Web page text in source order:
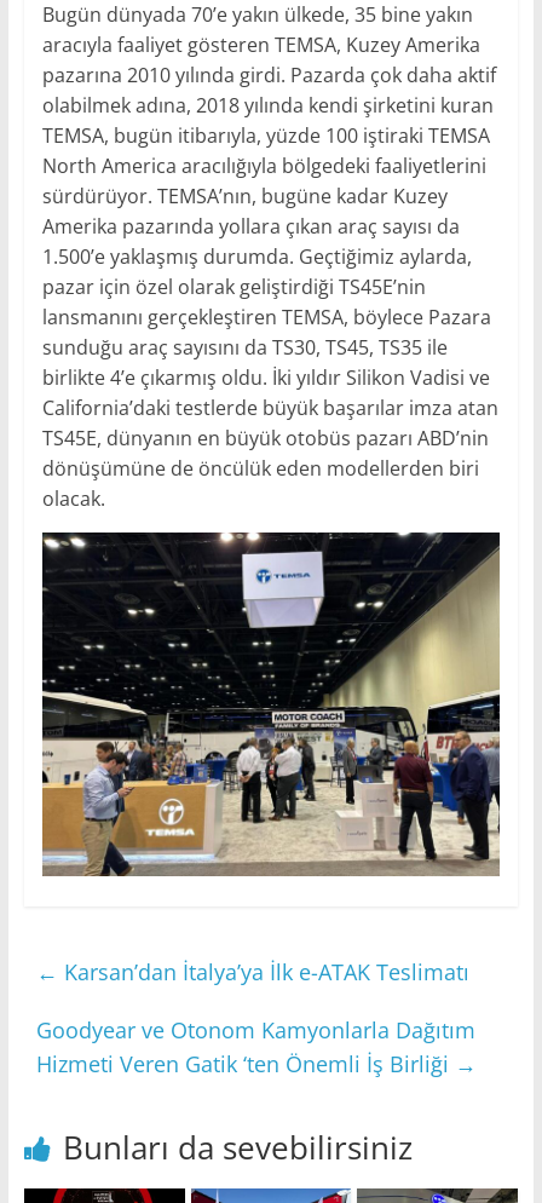
Bugün dünyada 70’e yakın ülkede, 35 bine yakın
aracıyla faaliyet gösteren TEMSA, Kuzey Amerika
pazarına 2010 yılında girdi. Pazarda çok daha aktif
olabilmek adına, 2018 yılında kendi şirketini kuran
TEMSA, bugün itibarıyla, yüzde 100 iştiraki TEMSA
North America aracılığıyla bölgedeki faaliyetlerini
sürdürüyor. TEMSA’nın, bugüne kadar Kuzey
Amerika pazarında yollara çıkan araç sayısı da
1.500’e yaklaşmış durumda. Geçtiğimiz aylarda,
pazar için özel olarak geliştirdiği TS45E’nin
lansmanını gerçekleştiren TEMSA, böylece Pazara
sunduğu araç sayısını da TS30, TS45, TS35 ile
birlikte 4’e çıkarmış oldu. İki yıldır Silikon Vadisi ve
California’daki testlerde büyük başarılar imza atan
TS45E, dünyanın en büyük otobüs pazarı ABD’nin
dönüşümüne de öncülük eden modellerden biri
olacak.
← Karsan’dan İtalya’ya İlk e-ATAK Teslimatı
Goodyear ve Otonom Kamyonlarla Dağıtım
Hizmeti Veren Gatik ‘ten Önemli İş Birliği →
Bunları da sevebilirsiniz